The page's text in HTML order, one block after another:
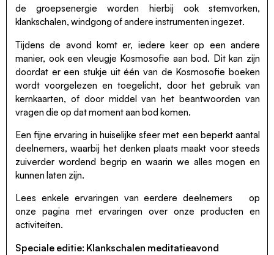
de groepsenergie worden hierbij ook stemvorken,
klankschalen, windgong of andere instrumenten ingezet.
Tijdens de avond komt er, iedere keer op een andere
manier, ook een vleugje Kosmosofie aan bod. Dit kan zijn
doordat er een stukje uit één van de Kosmosofie boeken
wordt voorgelezen en toegelicht, door het gebruik van
kernkaarten, of door middel van het beantwoorden van
vragen die op dat moment aan bod komen.
Een fijne ervaring in huiselijke sfeer met een beperkt aantal
deelnemers, waarbij het denken plaats maakt voor steeds
zuiverder wordend begrip en waarin we alles mogen en
kunnen laten zijn.
Lees enkele ervaringen van eerdere deelnemers
op
onze pagina met ervaringen over onze producten en
activiteiten.
Speciale editie: Klankschalen meditatieavond